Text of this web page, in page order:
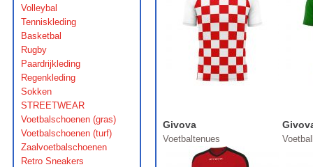
Volleybal
Tenniskleding
Basketbal
Rugby
Paardrijkleding
Regenkleding
Sokken
STREETWEAR
Voetbalschoenen (gras)
Voetbalschoenen (turf)
Zaalvoetbalschoenen
Retro Sneakers
Givova
Voetbaltenues